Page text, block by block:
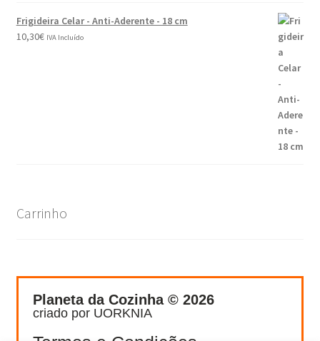
Frigideira Celar - Anti-Aderente - 18 cm
10,30€ IVA Incluído
Carrinho
Planeta da Cozinha © 2026
criado por UORKNIA